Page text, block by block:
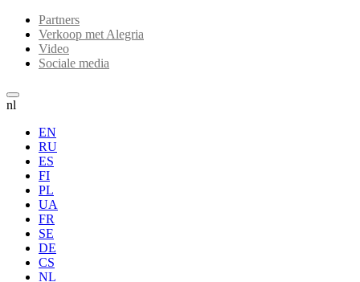
Partners
Verkoop met Alegria
Video
Sociale media
nl
EN
RU
ES
FI
PL
UA
FR
SE
DE
CS
NL